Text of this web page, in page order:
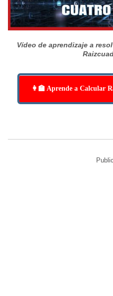
Vídeo de aprendizaje a
👩‍🏫 Aprende a Calcular